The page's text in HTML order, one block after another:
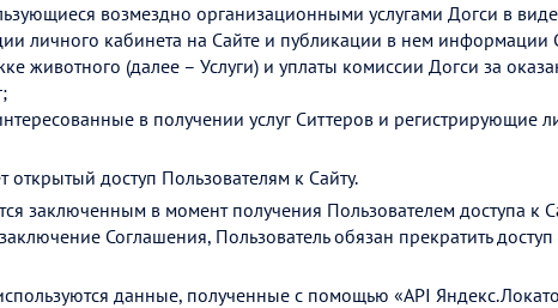
возмездно организационными услугами Догси в
личного кабинета на Сайте и публикации в нем
животного (далее – Услуги) и уплаты комиссии Догси за
в получении услуг Ситтеров и регистрирующие
открытый доступ Пользователям к Сайту.
заключенным в момент получения Пользователем доступа к
Соглашения, Пользователь обязан прекратить
данные, полученные с помощью «API